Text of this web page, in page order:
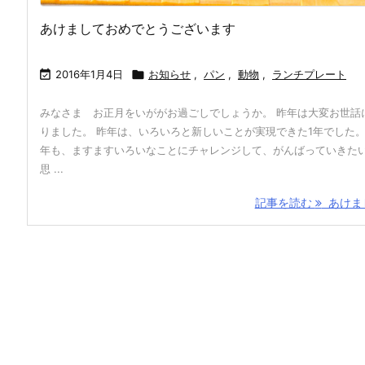
あけましておめでとうございます
 2016年1月4日  お知らせ , パン , 動物 , ランチプレート
みなさま お正月をいががお過ごしでしょうか。 昨年は大変お世話
りました。 昨年は、いろいろと新しいことが実現できた1年でした
年も、ますますいろいなことにチャレンジして、がんばっていきた
思 ...
記事を読む あけま